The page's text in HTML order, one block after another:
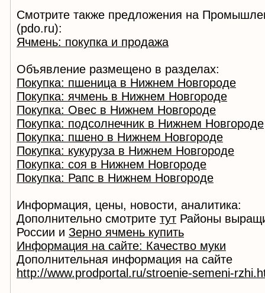
Смотрите также предложения на
(pdo.ru):
Ячмень: покупка и продажа
Объявление размещено в разделах:
Покупка: пшеница в Нижнем Новгороде
Покупка: ячмень в Нижнем Новгороде
Покупка: Овес в Нижнем Новгороде
Покупка: подсолнечник в Нижнем Новгороде
Покупка: пшено в Нижнем Новгороде
Покупка: кукуруза в Нижнем Новгороде
Покупка: соя в Нижнем Новгороде
Покупка: Рапс в Нижнем Новгороде
Информация, цены, новости, аналитика:
Дополнительно смотрите тут Районы
России и Зерно ячмень купить
Информация на сайте: Качество муки
Дополнительная информация на сайте
http://www.prodportal.ru/stroenie-semeni-